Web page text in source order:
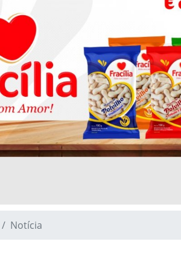
Notícia